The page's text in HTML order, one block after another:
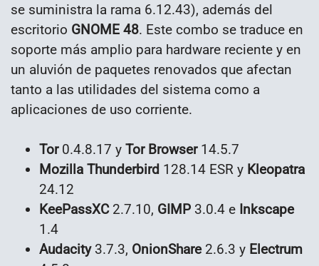
se suministra la rama 6.12.43), además del
escritorio GNOME 48. Este combo se traduce en
soporte más amplio para hardware reciente y en
un aluvión de paquetes renovados que afectan
tanto a las utilidades del sistema como a
aplicaciones de uso corriente.
Tor0.4.8.17 y Tor Browser14.5.7
Mozilla Thunderbird 128.14 ESR y Kleopatra
24.12
KeePassXC2.7.10, GIMP 3.0.4 e Inkscape
1.4
Audacity3.7.3, OnionShare2.6.3 y Electrum